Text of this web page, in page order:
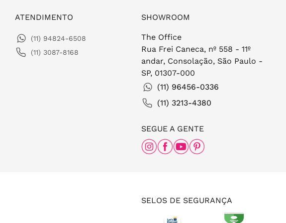
ATENDIMENTO
(11) 94824-6508
(11) 3087-8168
SHOWROOM
The Office
Rua Frei Caneca, nº 558 - 11º
andar, Consolação, São Paulo -
SP, 01307-000
(11) 96456-0336
(11) 3213-4380
SEGUE A GENTE
SELOS DE SEGURANÇA